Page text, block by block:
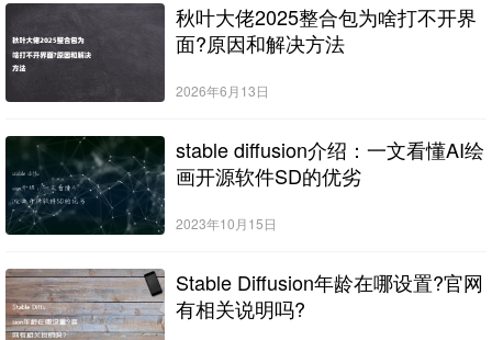
秋叶大佬2025整合包为啥打不开界
面?原因和解决方法
2026年6月13日
stable diffusion介绍：一文看懂AI绘
画开源软件SD的优劣
2023年10月15日
Stable Diffusion年龄在哪设置?官网
有相关说明吗?